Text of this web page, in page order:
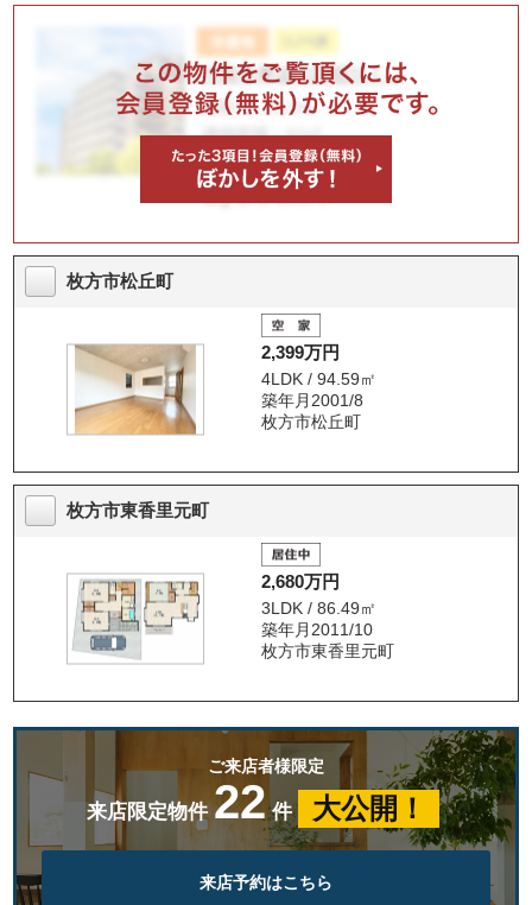
枚方市松丘町
2,399万円
4LDK / 94.59㎡
築年月2001/8
枚方市松丘町
枚方市東香里元町
2,680万円
3LDK / 86.49㎡
築年月2011/10
枚方市東香里元町
ご来店者様限定
来店限定物件 22 件 大公開！
来店予約はこちら